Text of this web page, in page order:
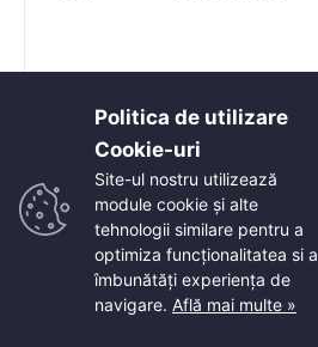
238 28.10.2021
Politica de utilizare
Cookie-uri‎
Site-ul nostru utilizează
module cookie și alte
tehnologii similare pentru a
optimiza funcţionalitatea si a
îmbunătăţi experienţa de
navigare. Află mai multe »